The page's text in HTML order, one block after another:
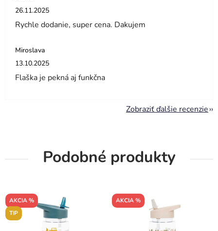
Hodnotenie obchodu je 5 z 5 hviezdičiek.
26.11.2025
Rychle dodanie, super cena. Dakujem
Miroslava
Hodnotenie obchodu je 5 z 5 hviezdičiek.
13.10.2025
Flaška je pekná aj funkčna
Zobraziť ďalšie recenzie
Podobné produkty
AKCIA %
TIP
AKCIA %